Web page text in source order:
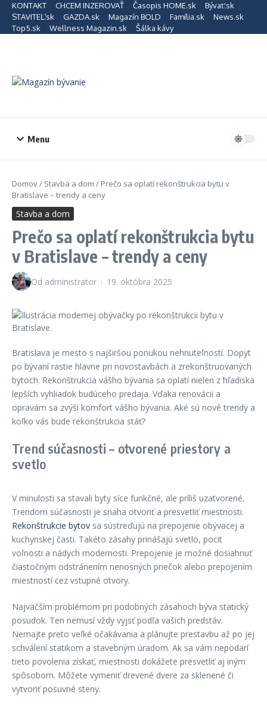
Preskočiť na obsah
KONTAKT CHCEM INZEROVAŤ Časopis HOME.sk
Bývať.sk
STAVITEĽ.sk
GAZDA.sk Magazín BOLD Família.sk
News.sk
Top5.sk
Wellness Magazin.sk Šálka kávy
Menu
Domov/ Stavba a dom / Prečo sa oplatí rekonštrukcia bytu v
Bratislave – trendy a ceny
Stavba a dom
Prečo sa oplatí rekonštrukcia bytu
v Bratislave – trendy a ceny
Od administrator 19. októbra 2025
Bratislava je mesto s najširšou ponukou nehnuteľností. Dopyt
po bývaní rastie hlavne pri novostavbách a zrekonštruovaných
bytoch. Rekonštrukcia vášho bývania sa oplatí nielen z hľadiska
lepších vyhliadok budúceho predaja. Vďaka renovácii a
opravám sa zvýši komfort vášho bývania. Aké sú nové trendy a
koľko vás bude rekonštrukcia stáť?
Trend súčasnosti – otvorené priestory a
svetlo
V minulosti sa stavali byty síce funkčné, ale príliš uzatvorené.
Trendom súčasnosti je snaha otvoriť a presvetliť miestnosti.
Rekonštrukcie bytov sa sústreďujú na prepojenie obývacej a
kuchynskej časti. Takéto zásahy prinášajú svetlo, pocit
voľnosti a nádych modernosti. Prepojenie je možné dosiahnuť
čiastočným odstránením nenosných priečok alebo prepojením
miestností cez vstupné otvory.
Najväčším problémom pri podobných zásahoch býva statický
posudok. Ten nemusí vždy vyjsť podľa vašich predstáv.
Nemajte preto veľké očakávania a plánujte prestavbu až po jej
schválení statikom a stavebným úradom. Ak sa vám nepodarí
tieto povolenia získať, miestnosti dokážete presvetliť aj iným
spôsobom. Môžete vymeniť drevené dvere za sklenené či
vytvoriť posuvné steny.